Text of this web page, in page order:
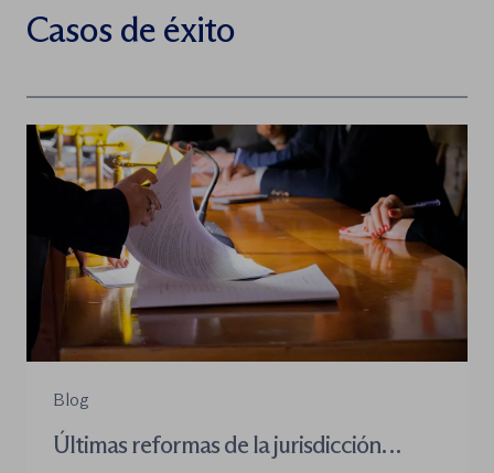
Casos de éxito
Blog
Últimas reformas de la jurisdicción